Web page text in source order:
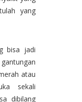
yang
bisa jadi
atau
sekali
dibilang